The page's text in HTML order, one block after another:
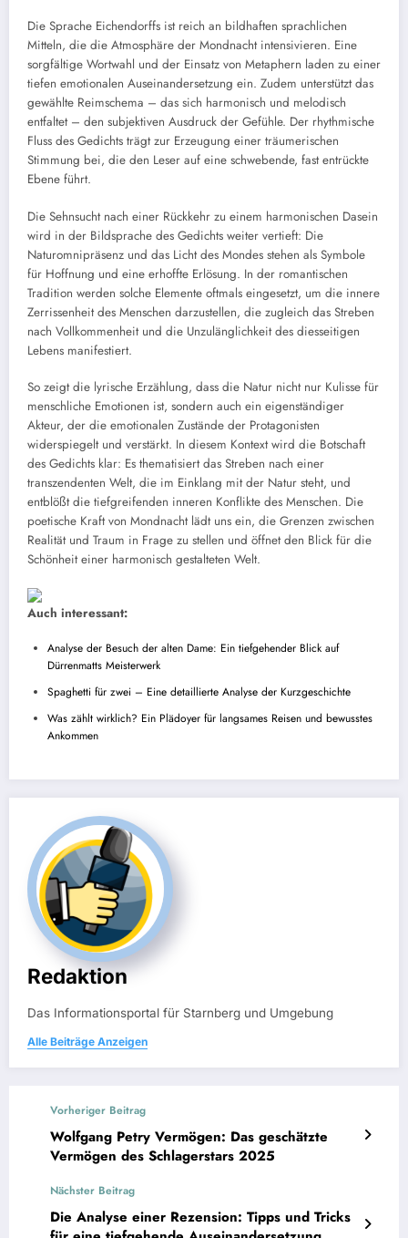
Die Sprache Eichendorffs ist reich an bildhaften sprachlichen
Mitteln, die die Atmosphäre der Mondnacht intensivieren. Eine
sorgfältige Wortwahl und der Einsatz von Metaphern laden zu einer
tiefen emotionalen Auseinandersetzung ein. Zudem unterstützt das
gewählte Reimschema – das sich harmonisch und melodisch
entfaltet – den subjektiven Ausdruck der Gefühle. Der rhythmische
Fluss des Gedichts trägt zur Erzeugung einer träumerischen
Stimmung bei, die den Leser auf eine schwebende, fast entrückte
Ebene führt.
Die Sehnsucht nach einer Rückkehr zu einem harmonischen Dasein
wird in der Bildsprache des Gedichts weiter vertieft: Die
Naturomnipräsenz und das Licht des Mondes stehen als Symbole
für Hoffnung und eine erhoffte Erlösung. In der romantischen
Tradition werden solche Elemente oftmals eingesetzt, um die innere
Zerrissenheit des Menschen darzustellen, die zugleich das Streben
nach Vollkommenheit und die Unzulänglichkeit des diesseitigen
Lebens manifestiert.
So zeigt die lyrische Erzählung, dass die Natur nicht nur Kulisse für
menschliche Emotionen ist, sondern auch ein eigenständiger
Akteur, der die emotionalen Zustände der Protagonisten
widerspiegelt und verstärkt. In diesem Kontext wird die Botschaft
des Gedichts klar: Es thematisiert das Streben nach einer
transzendenten Welt, die im Einklang mit der Natur steht, und
entblößt die tiefgreifenden inneren Konflikte des Menschen. Die
poetische Kraft von Mondnacht lädt uns ein, die Grenzen zwischen
Realität und Traum in Frage zu stellen und öffnet den Blick für die
Schönheit einer harmonisch gestalteten Welt.
Auch interessant:
Analyse der Besuch der alten Dame: Ein tiefgehender Blick auf
Dürrenmatts Meisterwerk
Spaghetti für zwei – Eine detaillierte Analyse der Kurzgeschichte
Was zählt wirklich? Ein Plädoyer für langsames Reisen und bewusstes
Ankommen
Redaktion
Das Informationsportal für Starnberg und Umgebung
Alle Beiträge Anzeigen
Vorheriger Beitrag
Wolfgang Petry Vermögen: Das geschätzte
Vermögen des Schlagerstars 2025
Nächster Beitrag
Die Analyse einer Rezension: Tipps und Tricks